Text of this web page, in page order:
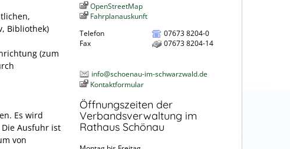
Bibliothek)
(zum
Es wird
Ausfuhr ist
von
OpenStreetMap
Fahrplanauskunft
Telefon
07673 8204-0
Fax
07673 8204-14
info@schoenau-im-schwarzwald.de
Kontaktformular
Öffnungszeiten der
Verbandsverwaltung im
Rathaus Schönau